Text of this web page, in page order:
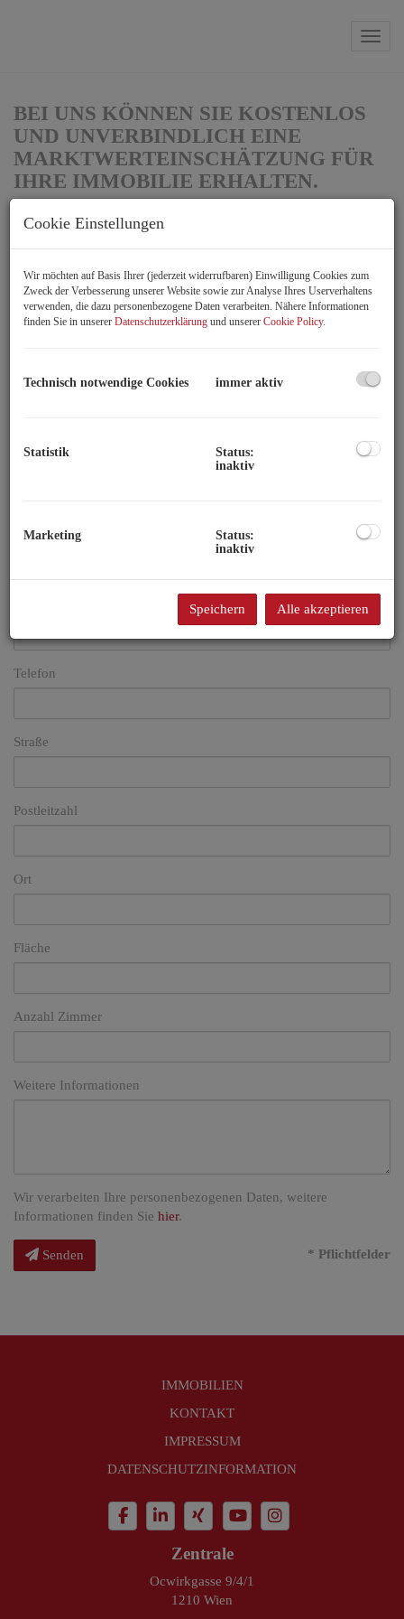
BEI UNS KÖNNEN SIE KOSTENLOS
UND UNVERBINDLICH EINE
MARKTWERTEINSCHÄTZUNG FÜR
IHRE IMMOBILIE ERHALTEN.
Verkaufspreis.
gerne bei der Vermarktung und finden für Sie den passenden
Käufer.
Wenn Sie in unser untenstehendes Kontaktformular Ihre
Falls Sie lieber gleich mit uns sprechen möchten, rufen Sie uns
doch einfach an und vereinbaren Sie so ein unverbindliches
Vorname
Telefon
Straße
Postleitzahl
Ort
Fläche
Anzahl Zimmer
Weitere Informationen
Wir verarbeiten Ihre personenbezogenen Daten, weitere
Informationen finden Sie hier.
Senden * Pflichtfelder
IMMOBILIEN
KONTAKT
IMPRESSUM
DATENSCHUTZINFORMATION
Zentrale
Ocwirkgasse 9/4/1
1210 Wien
Cookie Einstellungen
Wir möchten auf Basis Ihrer (jederzeit widerrufbaren) Einwilligung Cookies zum
Zweck der Verbesserung unserer Website sowie zur Analyse Ihres Userverhaltens
verwenden, die dazu personenbezogene Daten verarbeiten. Nähere Informationen
finden Sie in unserer Datenschutzerklärung und unserer Cookie Policy.
Technisch notwendige Cookies immer aktiv
Statistik
Status:
inaktiv
Marketing
Status:
inaktiv
Speichern Alle akzeptieren